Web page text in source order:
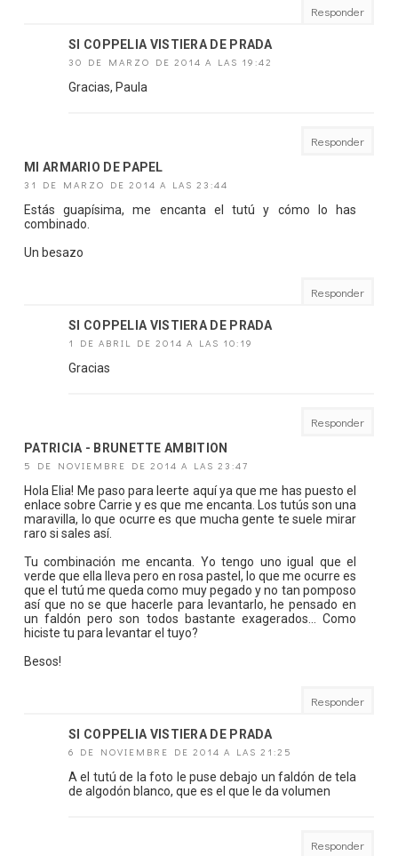
Responder
SI COPPELIA VISTIERA DE PRADA
30 DE MARZO DE 2014 A LAS 19:42
Gracias, Paula
Responder
MI ARMARIO DE PAPEL
31 DE MARZO DE 2014 A LAS 23:44
Estás guapísima, me encanta el tutú y cómo lo has
combinado.
Un besazo
Responder
SI COPPELIA VISTIERA DE PRADA
1 DE ABRIL DE 2014 A LAS 10:19
Gracias
Responder
PATRICIA - BRUNETTE AMBITION
5 DE NOVIEMBRE DE 2014 A LAS 23:47
Hola Elia! Me paso para leerte aquí ya que me has puesto el
enlace sobre Carrie y es que me encanta. Los tutús son una
maravilla, lo que ocurre es que mucha gente te suele mirar
raro si sales así.
Tu combinación me encanta. Yo tengo uno igual que el
verde que ella lleva pero en rosa pastel, lo que me ocurre es
que el tutú me queda como muy pegado y no tan pomposo
así que no se que hacerle para levantarlo, he pensado en
un faldón pero son todos bastante exagerados... Como
hiciste tu para levantar el tuyo?
Besos!
Responder
SI COPPELIA VISTIERA DE PRADA
6 DE NOVIEMBRE DE 2014 A LAS 21:25
A el tutú de la foto le puse debajo un faldón de tela
de algodón blanco, que es el que le da volumen
Responder